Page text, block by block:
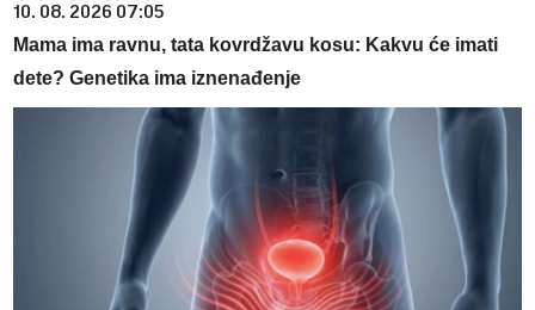
10. 08. 2026 07:05
Mama ima ravnu, tata kovrdžavu kosu: Kakvu će imati
dete? Genetika ima iznenađenje